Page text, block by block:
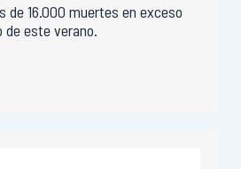
de 16.000 muertes en exceso
de este verano.